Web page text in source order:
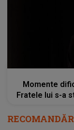
Momente
Fratele lui s-a